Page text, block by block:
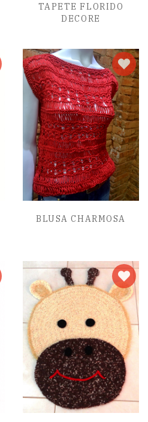
TAPETE FLORIDO
DECORE
BLUSA CHARMOSA